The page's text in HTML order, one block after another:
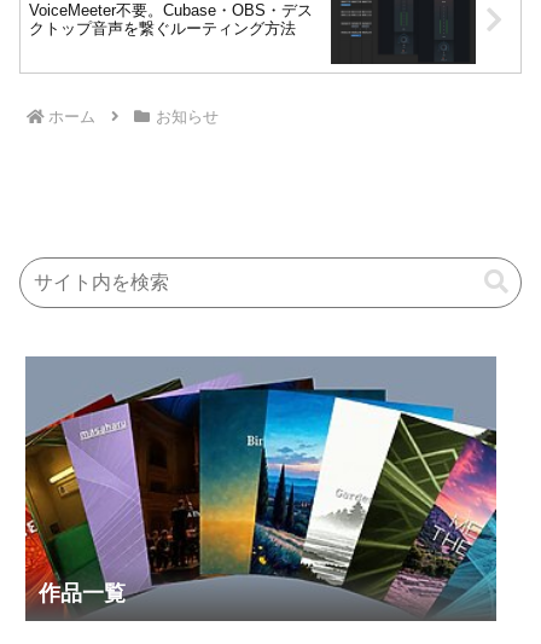
VoiceMeeter不要。Cubase・OBS・デス
クトップ音声を繋ぐルーティング方法
ホーム お知らせ
作品一覧